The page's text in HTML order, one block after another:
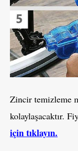
Zincir temizleme
kolaylaşacaktır.
için tıklayın.